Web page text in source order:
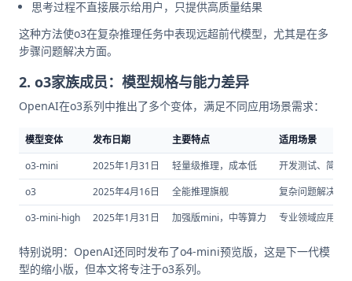
思考过程不直接展示给用户，只提供高质量结果
这种方法使o3在复杂推理任务中表现远超前代模型，尤其是在多
步骤问题解决方面。
2. o3家族成员：模型规格与能力差异
OpenAI在o3系列中推出了多个变体，满足不同应用场景需求：
模型变体 发布日期 主要特点
适用场景
o3-mini
2025年1月31日 轻量级推理，成本低
开发测试、简单
o3
2025年4月16日 全能推理旗舰
复杂问题解决、
o3-mini-high
2025年1月31日 加强版mini，中等算力 专业领域应用、
特别说明：OpenAI还同时发布了o4-mini预览版，这是下一代模
型的缩小版，但本文将专注于o3系列。